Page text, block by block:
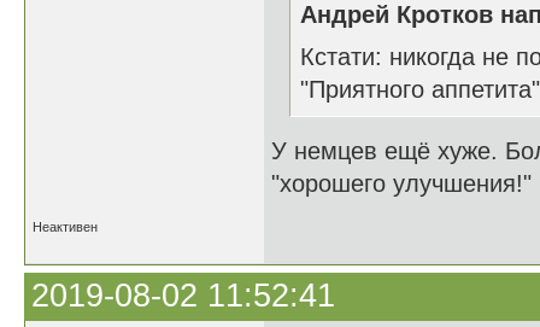
Андрей Кротков
Кстати: никогда не
"Приятного
У немцев ещё хуже.
"хорошего улучшения!"
Неактивен
2019-08-02 11:52:41